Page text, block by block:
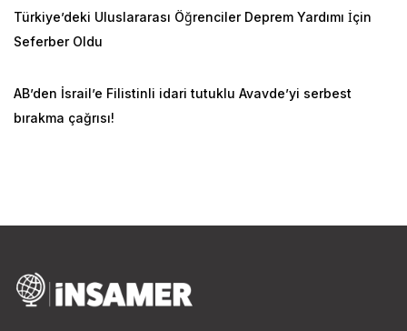
Türkiye’deki Uluslararası Öğrenciler Deprem Yardımı İçin
Seferber Oldu
AB’den İsrail’e Filistinli idari tutuklu Avavde’yi serbest
bırakma çağrısı!